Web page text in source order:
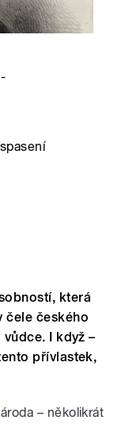
která
čele českého
I když –
přívlastek,
– několikrát